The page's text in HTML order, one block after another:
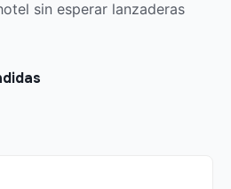
sin esperar lanzaderas